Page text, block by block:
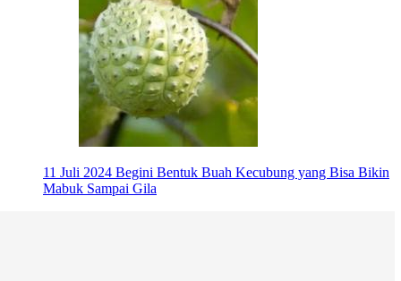
11 Juli 2024 Begini Bentuk Buah Kecubung yang Bisa Bikin
Mabuk Sampai Gila